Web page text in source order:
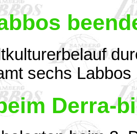
sechs
Derra-